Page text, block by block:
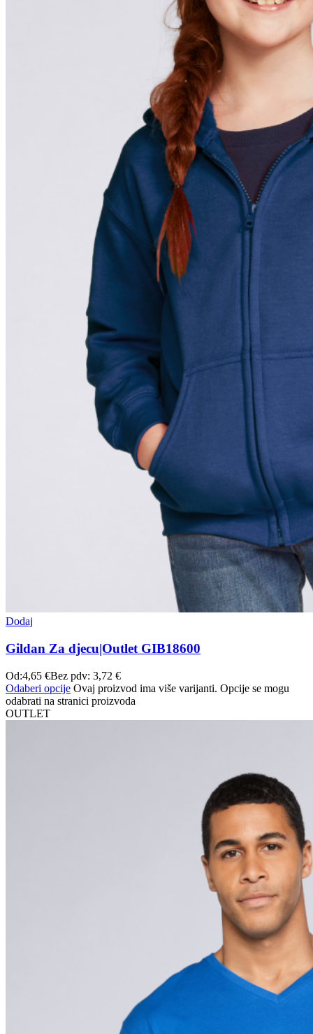
Dodaj
Gildan Za djecu|Outlet GIB18600
Od:4,65 €Bez pdv: 3,72 €
Odaberi opcije Ovaj proizvod ima više varijanti. Opcije se mogu
odabrati na stranici proizvoda
OUTLET